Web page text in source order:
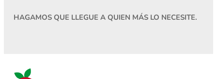
HAGAMOS QUE LLEGUE A QUIEN MÁS LO NECESITE.